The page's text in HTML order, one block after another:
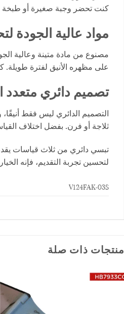
كنت تحضر وجبة صغيرة أو طبخة
مواد عالية الجودة
مصنوع من مادة متينة وعالية
على مظهره الأنيق لفترة طويلة.
تصميم دائري متعدد
التصميم الدائري ليس فقط
ثلاجة أو فرن. بفضل اختلاف القياسات (24، 28، و32 سم)، يمكنك اختيار الحجم المناسب لأي
تبسي دائري من ثلاث قياسات
لتحسين تجربة التقديم، فإنه
V124FAK-03S
منتجات ذات صلة